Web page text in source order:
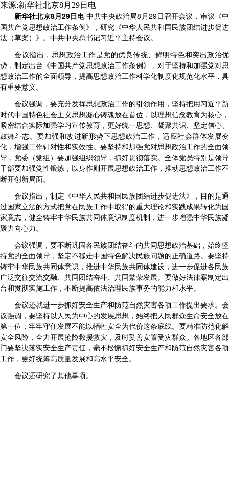
来源:新华社北京8月29日电
新华社北京8月29日电中共中央政治局8月29日召开会议，审议《中
国共产党思想政治工作条例》，研究《中华人民共和国民族团结进步促进
法（草案）》。中共中央总书记习近平主持会议。
会议指出，思想政治工作是党的优良传统、鲜明特色和突出政治优
势，制定出台《中国共产党思想政治工作条例》，对于坚持和加强党对思
想政治工作的全面领导，提高思想政治工作科学化制度化规范化水平，具
有重要意义。
会议强调，要充分发挥思想政治工作的引领作用，坚持把用习近平新
时代中国特色社会主义思想凝心铸魂放在首位，以理想信念教育为核心，
紧密结合实际加强学习宣传教育，更好统一思想、凝聚共识、坚定信心、
鼓舞斗志。要加强和改进新形势下思想政治工作，适应社会群体发展变
化，增强工作针对性和实效性。要坚持和加强党对思想政治工作的全面领
导，党委（党组）要加强组织领导，抓好贯彻落实。全体党员特别是领导
干部要加强党性锻炼，以身作则开展思想政治工作，推动思想政治工作不
断开创新局面。
会议指出，制定《中华人民共和国民族团结进步促进法》，目的是通
过国家立法的方式把党在民族工作中取得的重大理论和实践成果转化为国
家意志，健全铸牢中华民族共同体意识制度机制，进一步增强中华民族凝
聚力向心力。
会议强调，要不断巩固各民族团结奋斗的共同思想政治基础，始终坚
持党的全面领导，坚定不移走中国特色解决民族问题的正确道路。要坚持
铸牢中华民族共同体意识，推进中华民族共同体建设，进一步促进各民族
广泛交往交流交融、共同团结奋斗、共同繁荣发展。要做好法律案制定出
台和贯彻实施工作，不断提高依法治理民族事务的能力和水平。
会议还就进一步抓好安全生产和防范自然灾害各项工作提出要求。会
议强调，要坚持以人民为中心的发展思想，始终把人民群众生命安全放在
第一位，牢牢守住发展不能以牺牲安全为代价这条底线。要精准防范化解
安全风险，全力开展抢险救援救灾，及时妥善安置受灾群众。各地区各部
门要坚决落实安全生产责任，毫不松懈抓好安全生产和防范自然灾害各项
工作，更好统筹高质量发展和高水平安全。
会议还研究了其他事项。